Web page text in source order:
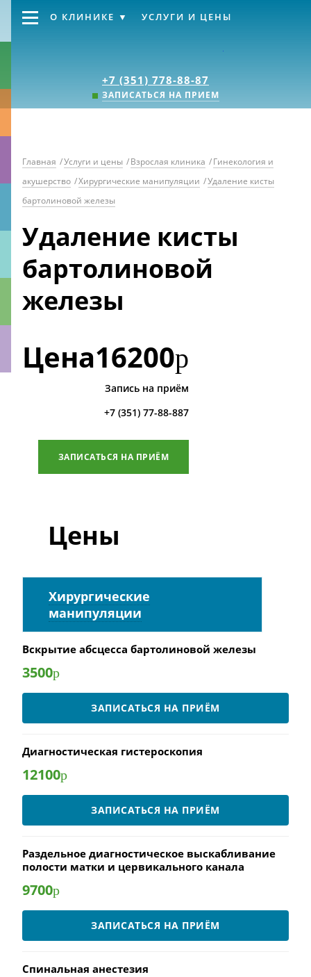
+7 (351) 778-88-87
ЗАПИСАТЬСЯ НА ПРИЕМ
О КЛИНИКЕ УСЛУГИ И ЦЕНЫ
Главная /Услуги и цены /Взрослая клиника /Гинекология и
акушерство /Хирургические манипуляции /Удаление кисты
бартолиновой железы
Удаление кисты
бартолиновой
железы
Цена16200р
Запись на приём
+7 (351) 77-88-887
ЗАПИСАТЬСЯ НА ПРИЁМ
Цены
Хирургические
манипуляции
Вскрытие абсцесса бартолиновой железы
3500р
ЗАПИСАТЬСЯ НА ПРИЁМ
Диагностическая гистероскопия
12100р
ЗАПИСАТЬСЯ НА ПРИЁМ
Раздельное диагностическое выскабливание
полости матки и цервикального канала
9700р
ЗАПИСАТЬСЯ НА ПРИЁМ
Спинальная анестезия